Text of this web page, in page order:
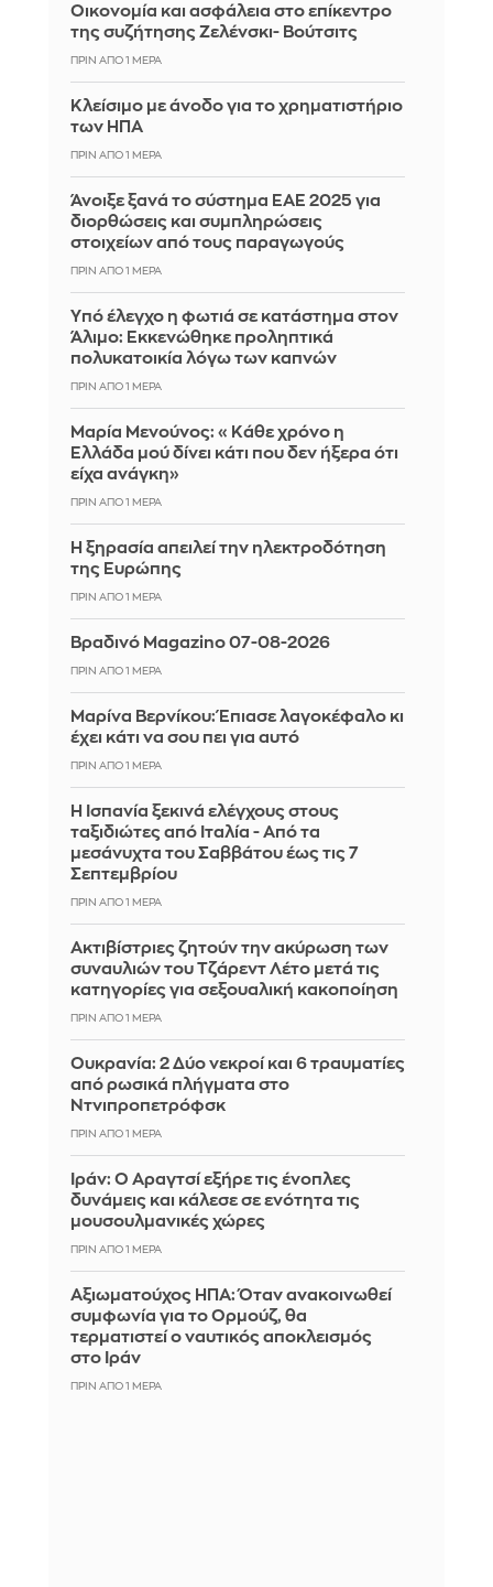
Οικονομία και ασφάλεια στο επίκεντρο
της συζήτησης Ζελένσκι- Βούτσιτς
ΠΡΙΝ ΑΠΌ 1 ΜΈΡΑ
Κλείσιμο με άνοδο για το χρηματιστήριο
των ΗΠΑ
ΠΡΙΝ ΑΠΌ 1 ΜΈΡΑ
Άνοιξε ξανά το σύστημα ΕΑΕ 2025 για
διορθώσεις και συμπληρώσεις
στοιχείων από τους παραγωγούς
ΠΡΙΝ ΑΠΌ 1 ΜΈΡΑ
Yπό έλεγχο η φωτιά σε κατάστημα στον
Άλιμο: Εκκενώθηκε προληπτικά
πολυκατοικία λόγω των καπνών
ΠΡΙΝ ΑΠΌ 1 ΜΈΡΑ
Μαρία Μενούνος: «Κάθε χρόνο η
Ελλάδα μού δίνει κάτι που δεν ήξερα ότι
είχα ανάγκη»
ΠΡΙΝ ΑΠΌ 1 ΜΈΡΑ
Η ξηρασία απειλεί την ηλεκτροδότηση
της Ευρώπης
ΠΡΙΝ ΑΠΌ 1 ΜΈΡΑ
Βραδινό Magazino 07-08-2026
ΠΡΙΝ ΑΠΌ 1 ΜΈΡΑ
Μαρίνα Βερνίκου: Έπιασε λαγοκέφαλο κι
έχει κάτι να σου πει για αυτό
ΠΡΙΝ ΑΠΌ 1 ΜΈΡΑ
Η Ισπανία ξεκινά ελέγχους στους
ταξιδιώτες από Ιταλία - Από τα
μεσάνυχτα του Σαββάτου έως τις 7
Σεπτεμβρίου
ΠΡΙΝ ΑΠΌ 1 ΜΈΡΑ
Ακτιβίστριες ζητούν την ακύρωση των
συναυλιών του Τζάρεντ Λέτο μετά τις
κατηγορίες για σεξουαλική κακοποίηση
ΠΡΙΝ ΑΠΌ 1 ΜΈΡΑ
Ουκρανία: 2 Δύο νεκροί και 6 τραυματίες
από ρωσικά πλήγματα στο
Ντνιπροπετρόφσκ
ΠΡΙΝ ΑΠΌ 1 ΜΈΡΑ
Ιράν: Ο Αραγτσί εξήρε τις ένοπλες
δυνάμεις και κάλεσε σε ενότητα τις
μουσουλμανικές χώρες
ΠΡΙΝ ΑΠΌ 1 ΜΈΡΑ
Αξιωματούχος ΗΠΑ: Όταν ανακοινωθεί
συμφωνία για το Ορμούζ, θα
τερματιστεί ο ναυτικός αποκλεισμός
στο Ιράν
ΠΡΙΝ ΑΠΌ 1 ΜΈΡΑ